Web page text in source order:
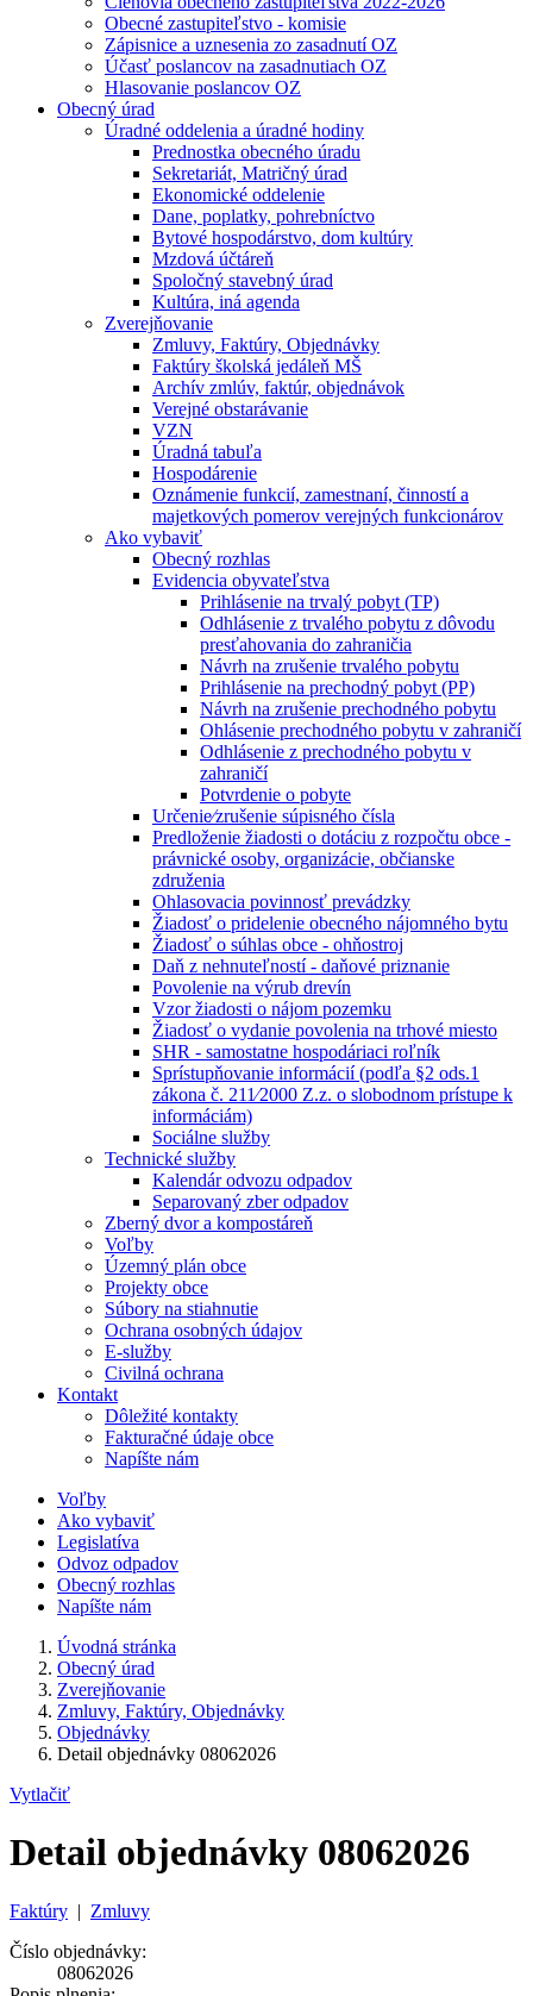
Obecné zastupiteľstvo - komisie
Zápisnice a uznesenia zo zasadnutí OZ
Účasť poslancov na zasadnutiach OZ
Hlasovanie poslancov OZ
Obecný úrad
Úradné oddelenia a úradné hodiny
Prednostka obecného úradu
Sekretariát, Matričný úrad
Ekonomické oddelenie
Dane, poplatky, pohrebníctvo
Bytové hospodárstvo, dom kultúry
Mzdová účtáreň
Spoločný stavebný úrad
Kultúra, iná agenda
Zverejňovanie
Zmluvy, Faktúry, Objednávky
Faktúry školská jedáleň MŠ
Archív zmlúv, faktúr, objednávok
Verejné obstarávanie
VZN
Úradná tabuľa
Hospodárenie
Oznámenie funkcií, zamestnaní, činností a
majetkových pomerov verejných funkcionárov
Ako vybaviť
Obecný rozhlas
Evidencia obyvateľstva
Prihlásenie na trvalý pobyt (TP)
Odhlásenie z trvalého pobytu z dôvodu
presťahovania do zahraničia
Návrh na zrušenie trvalého pobytu
Prihlásenie na prechodný pobyt (PP)
Návrh na zrušenie prechodného pobytu
Ohlásenie prechodného pobytu v zahraničí
Odhlásenie z prechodného pobytu v
zahraničí
Potvrdenie o pobyte
Určenie⁄zrušenie súpisného čísla
Predloženie žiadosti o dotáciu z rozpočtu obce -
právnické osoby, organizácie, občianske
združenia
Ohlasovacia povinnosť prevádzky
Žiadosť o pridelenie obecného nájomného bytu
Žiadosť o súhlas obce - ohňostroj
Daň z nehnuteľností - daňové priznanie
Povolenie na výrub drevín
Vzor žiadosti o nájom pozemku
Žiadosť o vydanie povolenia na trhové miesto
SHR - samostatne hospodáriaci roľník
Sprístupňovanie informácií (podľa §2 ods.1
zákona č. 211⁄2000 Z.z. o slobodnom prístupe k
informáciám)
Sociálne služby
Technické služby
Kalendár odvozu odpadov
Separovaný zber odpadov
Zberný dvor a kompostáreň
Voľby
Územný plán obce
Projekty obce
Súbory na stiahnutie
Ochrana osobných údajov
E-služby
Civilná ochrana
Kontakt
Dôležité kontakty
Fakturačné údaje obce
Napíšte nám
Voľby
Ako vybaviť
Legislatíva
Odvoz odpadov
Obecný rozhlas
Napíšte nám
Úvodná stránka
Obecný úrad
Zverejňovanie
Zmluvy, Faktúry, Objednávky
Objednávky
Detail objednávky 08062026
Vytlačiť
Detail objednávky 08062026
Faktúry | Zmluvy
Číslo objednávky:
08062026